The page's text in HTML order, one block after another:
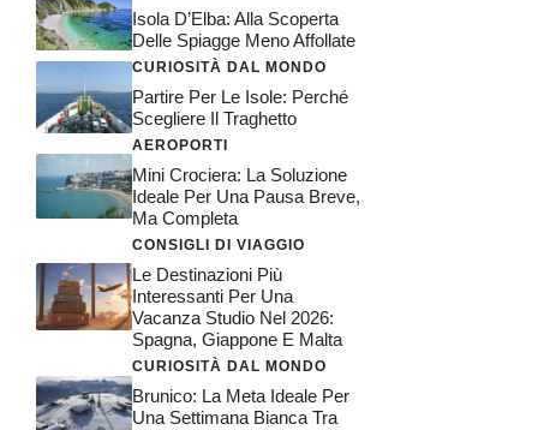
Isola D’Elba: Alla Scoperta
Delle Spiagge Meno Affollate
CURIOSITÀ DAL MONDO
Partire Per Le Isole: Perché
Scegliere Il Traghetto
AEROPORTI
Mini Crociera: La Soluzione
Ideale Per Una Pausa Breve,
Ma Completa
CONSIGLI DI VIAGGIO
Le Destinazioni Più
Interessanti Per Una
Vacanza Studio Nel 2026:
Spagna, Giappone E Malta
CURIOSITÀ DAL MONDO
Brunico: La Meta Ideale Per
Una Settimana Bianca Tra